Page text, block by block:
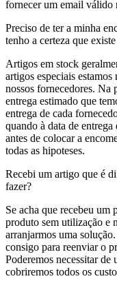
fornecer um email válido
Preciso de ter a minha
tenho a certeza que
Artigos em stock
artigos especiais
nossos fornecedores. Na
entrega estimado que
entrega de cada
quando à data de
antes de colocar a
todas as hipoteses.
Recebi um artigo que é
fazer?
Se acha que recebeu
produto sem utilização e
arranjarmos uma
consigo para reenviar o
Poderemos necessitar
cobriremos todos os